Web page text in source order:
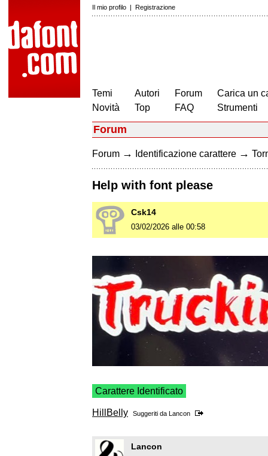
Il mio profilo | Registrazione
Temi
Novità
Autori
Top
Forum
FAQ
Carica un
Strumenti
Forum
Forum → Identificazione carattere →
Help with font please
Csk14
03/02/2026 alle 00:58
Carattere Identificato
HillBelly Suggeriti da Lancon
Lancon